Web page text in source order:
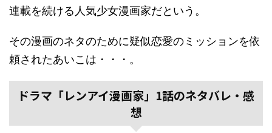
連載を続ける人気少女漫画家だという。
その漫画のネタのために疑似恋愛のミッションを依
頼されたあいこは・・・。
ドラマ「レンアイ漫画家」1話のネタバレ・感
想